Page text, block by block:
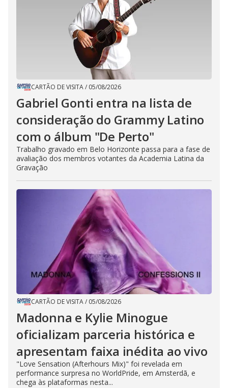
CARTÃO DE VISITA/ 05/08/2026
Gabriel Gonti entra na lista de
consideração do Grammy Latino
com o álbum "De Perto"
Trabalho gravado em Belo Horizonte passa para a fase de
avaliação dos membros votantes da Academia Latina da
Gravação
CARTÃO DE VISITA/ 05/08/2026
Madonna e Kylie Minogue
oficializam parceria histórica e
apresentam faixa inédita ao vivo
"Love Sensation (Afterhours Mix)" foi revelada em
performance surpresa no WorldPride, em Amsterdã, e
chega às plataformas nesta...